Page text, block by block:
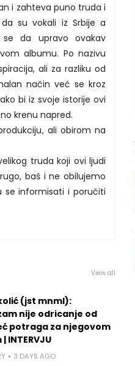
i zahteva puno truda i
su vokali iz Srbije a
da upravo ovakav
albumu. Po nazivu
ali za razliku od
način već se kroz
bi iz svoje istorije ovi
krenu napred.
ali obirom na
truda koji ovi ljudi
baš i ne obilujemo
se informisati i poručiti
View all
(jst mnml):
nije odricanje od
potraga za njegovom
INTERVJU
3 DAYS AGO